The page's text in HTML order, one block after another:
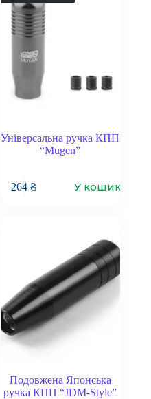
Універсальна ручка КПП
“Mugen”
264 ₴ У кошик
Подовжена Японська
ручка КПП “JDM-Style”